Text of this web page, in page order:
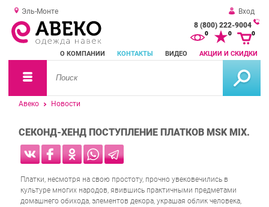
Эль-Монте
Вход
8 (800) 222-9004
О КОМПАНИИ КОНТАКТЫ ВИДЕО АКЦИИ И СКИДКИ
0 0 0
Авеко Новости
СЕКОНД-ХЕНД ПОСТУПЛЕНИЕ ПЛАТКОВ MSK MIX.
Платки, несмотря на свою простоту, прочно увековечились в
культуре многих народов, явившись практичными предметами
домашнего обихода, элементов декора, украшая облик человека,